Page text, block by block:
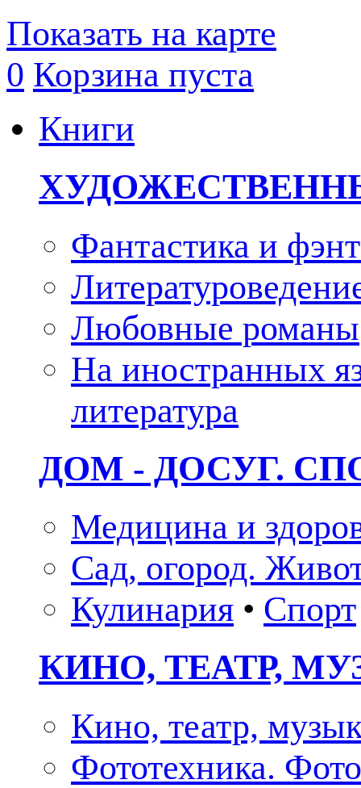
Показать на карте
0 Корзина пуста
Книги
Фантастика и
Любовные романы
На иностранных
литература
ДОМ - ДОСУГ.
Медицина и
Сад, огород.
Кулинария • Спорт
КИНО, ТЕАТР,
Кино, театр,
Фототехника.